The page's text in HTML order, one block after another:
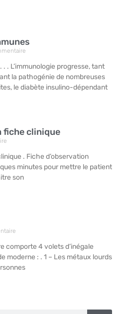
. L’immunologie progresse, tant
la pathogénie de nombreuses
le diabète insulino-dépendant
fiche clinique
. Fiche d’observation
minutes pour mettre le patient
son
comporte 4 volets d’inégale
moderne : . 1 – Les métaux lourds